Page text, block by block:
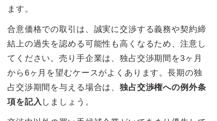
ます。
合意価格での取引は、誠実に交渉する義務や契約締
結上の過失を認める可能性も高くなるため、注意し
てください。売り手企業は、独占交渉期間を3ヶ月
から6ヶ月を望むケースがよくあります。長期の独
占交渉期間を与える場合は、独占交渉権への例外条
項を記入 しましょう。